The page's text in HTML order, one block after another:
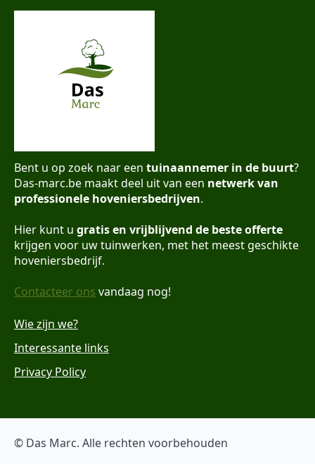
Bent u op zoek naar een tuinaannemer in de buurt?
Das-marc.be maakt deel uit van een netwerk van
professionele hoveniersbedrijven.
Hier kunt u gratis en vrijblijvend de beste offerte
krijgen voor uw tuinwerken, met het meest geschikte
hoveniersbedrijf.
Contacteer ons vandaag nog!
Wie zijn we?
Interessante links
Privacy Policy
© Das Marc. Alle rechten voorbehouden